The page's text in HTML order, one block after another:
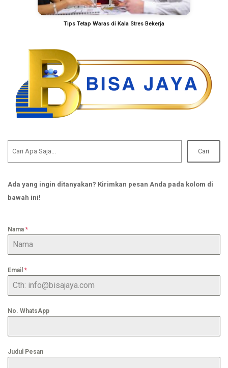
Tips Tetap Waras di Kala Stres Bekerja
Cari
Ada yang ingin ditanyakan? Kirimkan pesan Anda pada kolom di
bawah ini!
Nama *
Email *
No. WhatsApp
Judul Pesan